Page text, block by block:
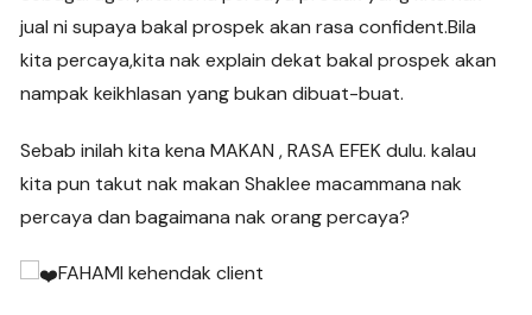
jual ni supaya bakal prospek akan rasa confident.Bila
kita percaya,kita nak explain dekat bakal prospek akan
nampak keikhlasan yang bukan dibuat-buat.
Sebab inilah kita kena MAKAN , RASA EFEK dulu. kalau
kita pun takut nak makan Shaklee macammana nak
percaya dan bagaimana nak orang percaya?
FAHAMI kehendak client